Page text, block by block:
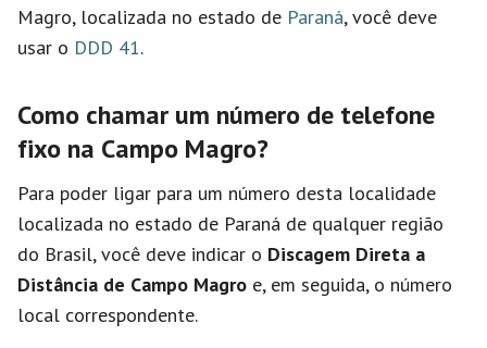
Magro, localizada no estado de Paraná, você deve
usar o DDD 41.
Como chamar um número de telefone
fixo na Campo Magro?
Para poder ligar para um número desta localidade
localizada no estado de Paraná de qualquer região
do Brasil, você deve indicar o Discagem Direta a
Distância de Campo Magro e, em seguida, o número
local correspondente.